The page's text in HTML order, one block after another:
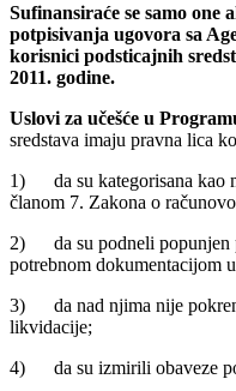
Sufinansiraće se samo one
potpisivanja ugovora sa
korisnici podsticajnih
2011. godine.
Uslovi za učešće u
sredstava imaju pravna lica
1) da su kategorisana kao
članom 7. Zakona o
2) da su podneli popunjen
potrebnom dokumentacijom
3) da nad njima nije
likvidacije;
4) da su izmirili obaveze